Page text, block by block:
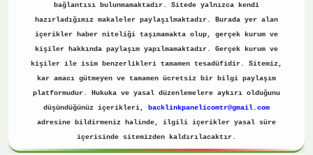
bağlantısı bulunmamaktadır. Sitede yalnızca kendi
hazırladığımız makaleler paylaşılmaktadır. Burada yer alan
içerikler haber niteliği taşımamakta olup, gerçek kurum ve
kişiler hakkında paylaşım yapılmamaktadır. Gerçek kurum ve
kişiler ile isim benzerlikleri tamamen tesadüfidir. Sitemiz,
kar amacı gütmeyen ve tamamen ücretsiz bir bilgi paylaşım
platformudur. Hukuka ve yasal düzenlemelere aykırı olduğunu
düşündüğünüz içerikleri,
backlinkpanelicomtr@gmail.com
adresine bildirmeniz halinde, ilgili içerikler yasal süre
içerisinde sitemizden kaldırılacaktır.